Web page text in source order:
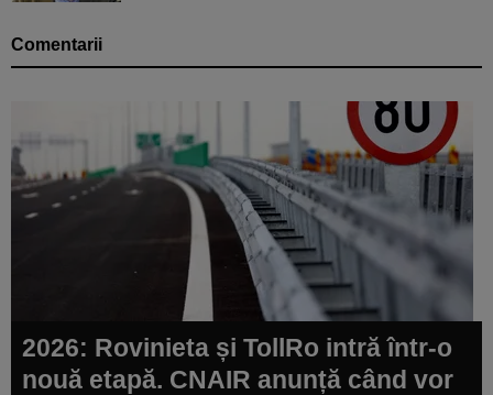
Comentarii
2026: Rovinieta și TollRo intră într-o
nouă etapă. CNAIR anunță când vor